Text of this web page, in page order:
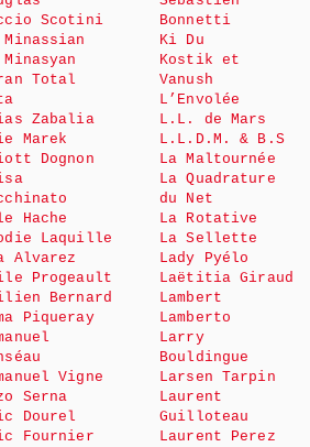
Scotini
Total
Zabalia
Marek
Dognon
Hache
Laquille
Alvarez
Progeault
Bernard
Piqueray
Vigne
Serna
Dourel
Fournier
Bonnetti
Ki Du
Kostik et
Vanush
L’Envolée
L.L. de Mars
L.L.D.M. & B.S
La Maltournée
La Quadrature
du Net
La Rotative
La Sellette
Lady Pyélo
Laëtitia Giraud
Lambert
Lamberto
Larry
Bouldingue
Larsen Tarpin
Laurent
Guilloteau
Laurent Perez